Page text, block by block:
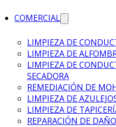
COMERCIAL
LIMPIEZA DE
LIMPIEZA DE
LIMPIEZA DE
SECADORA
REMEDIACIÓN DE
LIMPIEZA DE
LIMPIEZA DE
REPARACIÓN DE